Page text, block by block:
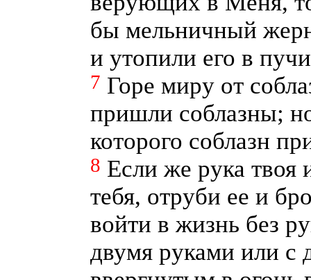
бы мельничный
и утопили его в
7 Горе миру от
пришли соблазны;
которого соблазн
8 Если же рука твоя
тебя, отруби ее и
войти в жизнь без
двумя руками или с